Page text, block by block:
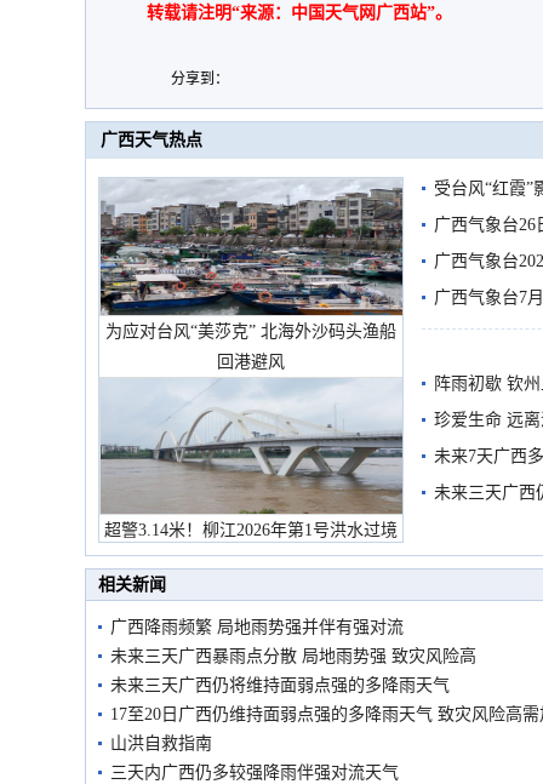
转载请注明“来源：中国天气网广西站”。
分享到：
广西天气热点
为应对台风“美莎克” 北海外沙码头渔船
回港避风
超警3.14米！柳江2026年第1号洪水过境
市民在堤岸见证汛况
受台风“红霞”
有较强降雨
广西气象台26
广西气象台
预警
广西气象台7
阵雨初歇 钦
珍爱生命 远
未来7天广西
未来三天广西
相关新闻
广西降雨频繁 局地雨势强并伴有强对流
未来三天广西暴雨点分散 局地雨势强 致灾风险高
未来三天广西仍将维持面弱点强的多降雨天气
17至20日广西仍维持面弱点强的多降雨天气 致灾风险高
山洪自救指南
三天内广西仍多较强降雨伴强对流天气